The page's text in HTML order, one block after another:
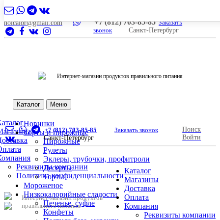
nolcalor@gmail.com +7 (812) 703-85-85 Заказать
звонок
Санкт-Петербург
Интернет-магазин продуктов правильного питания
Каталог Меню
Реквизиты компании
Политика конфиденциальности
Новинки
Торты и пирожные
Пирожные
Рулеты
Эклеры, трубочки, профитроли
Десерты
Торты
Мороженое
Низкокалорийные сладости
Печенье, суфле
Конфеты
+7 (812) 703-85-85
Заказать звонок
Санкт-Петербург
Поиск
Войти
Интернет-магазин продуктов
правильного питания
Каталог
Магазины
Доставка
Оплата
Компания
Реквизиты компании